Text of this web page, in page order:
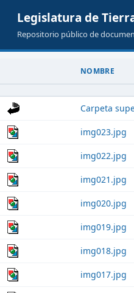
Legislatura de
Repositorio público de
NOMBRE
Carpeta
img023.jpg
img022.jpg
img021.jpg
img020.jpg
img019.jpg
img018.jpg
img017.jpg